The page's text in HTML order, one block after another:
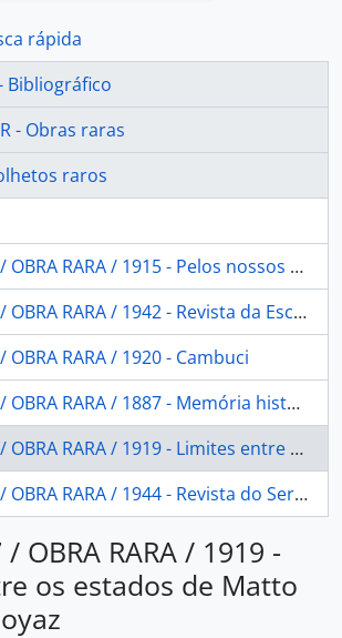
rápida
Bibliográfico
- Obras raras
raros
RARA / 1915 - Pelos nossos aborígenes
RARA / 1942 - Revista da Escola Militar
OBRA RARA / 1920 - Cambuci
RARA / 1887 - Memória histórica sobre os indígenas de Matto Grosso
RARA / 1919 - Limites entre os estados de Matto Grosso e Goyaz
RARA / 1944 - Revista do Serviço Público
OBRA RARA / 1919 -
os estados de Matto